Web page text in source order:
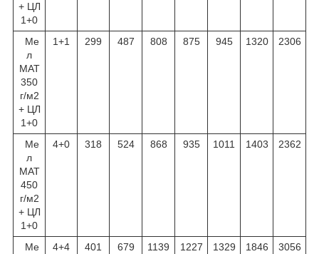
+ ЦЛ
1+0
Ме
л
МАТ
350
г/м2
+ ЦЛ
1+0
1+1 299 487 808 875 945 1320 2306
Ме
л
МАТ
450
г/м2
+ ЦЛ
1+0
4+0 318 524 868 935 1011 1403 2362
Ме
4+4 401 679 1139 1227 1329 1846 3056